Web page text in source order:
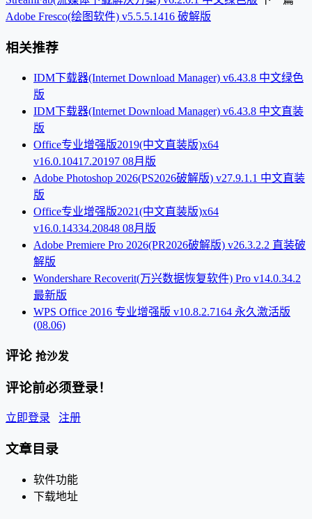
Adobe Fresco(绘图软件) v5.5.5.1416 破解版
相关推荐
IDM下载器(Internet Download Manager) v6.43.8 中文绿色
版
IDM下载器(Internet Download Manager) v6.43.8 中文直装
版
Office专业增强版2019(中文直装版)x64
v16.0.10417.20197 08月版
Adobe Photoshop 2026(PS2026破解版) v27.9.1.1 中文直装
版
Office专业增强版2021(中文直装版)x64
v16.0.14334.20848 08月版
Adobe Premiere Pro 2026(PR2026破解版) v26.3.2.2 直装破
解版
Wondershare Recoverit(万兴数据恢复软件) Pro v14.0.34.2
最新版
WPS Office 2016 专业增强版 v10.8.2.7164 永久激活版
(08.06)
评论 抢沙发
评论前必须登录！
立即登录 注册
文章目录
软件功能
下载地址